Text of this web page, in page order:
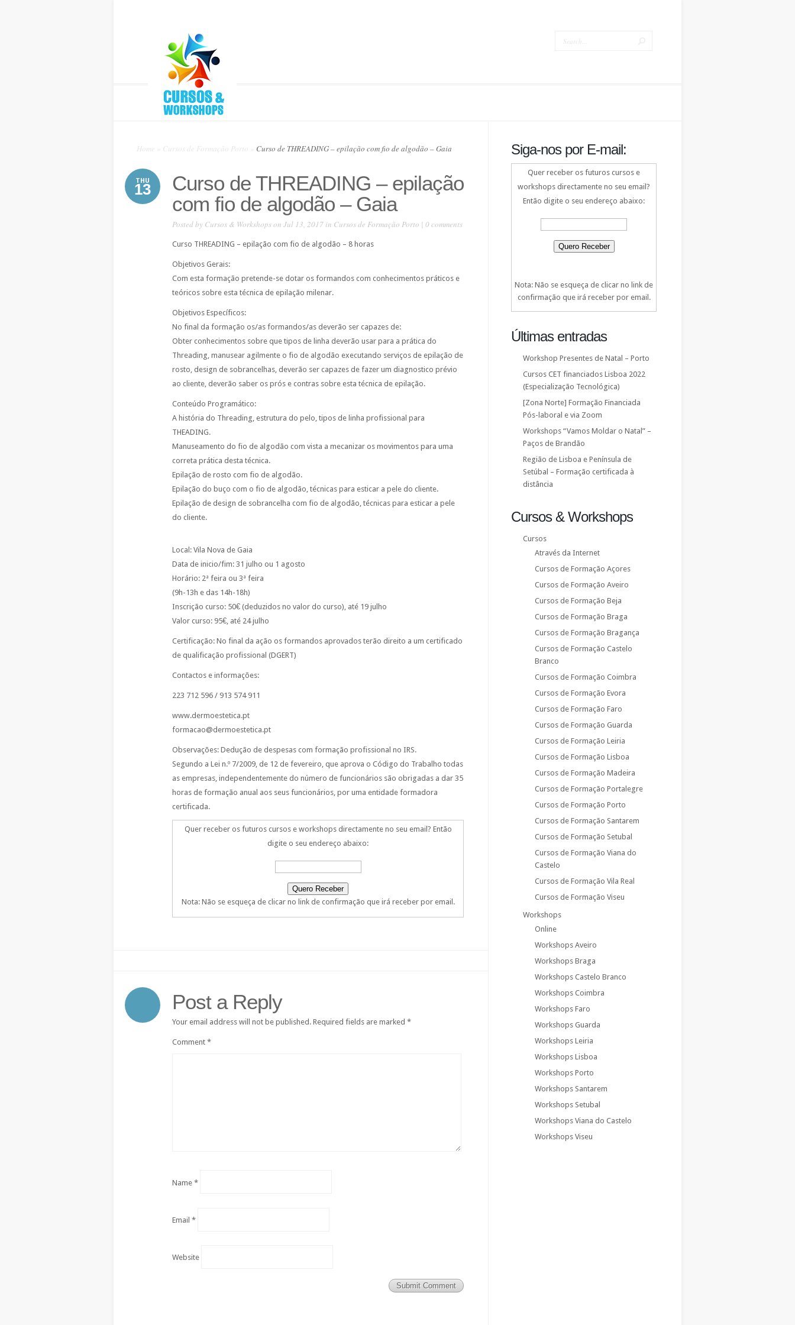
Home Cursos de Formação Porto Curso de THREADING – epilação com fio de algodão – Gaia
THU
13
Curso de THREADING – epilação
com fio de algodão – Gaia
Posted by Cursos & Workshopson Jul 13, 2017 in Cursos de Formação Porto | 0 comments
Curso THREADING – epilação com fio de algodão – 8 horas
Objetivos Gerais:
Com esta formação pretende-se dotar os formandos com conhecimentos práticos e
teóricos sobre esta técnica de epilação milenar.
Objetivos Específicos:
No final da formação os/as formandos/as deverão ser capazes de:
Obter conhecimentos sobre que tipos de linha deverão usar para a prática do
Threading, manusear agilmente o fio de algodão executando serviços de epilação de
rosto, design de sobrancelhas, deverão ser capazes de fazer um diagnostico prévio
ao cliente, deverão saber os prós e contras sobre esta técnica de epilação.
Conteúdo Programático:
A história do Threading, estrutura do pelo, tipos de linha profissional para
THEADING.
Manuseamento do fio de algodão com vista a mecanizar os movimentos para uma
correta prática desta técnica.
Epilação de rosto com fio de algodão.
Epilação do buço com o fio de algodão, técnicas para esticar a pele do cliente.
Epilação de design de sobrancelha com fio de algodão, técnicas para esticar a pele
do cliente.
Local: Vila Nova de Gaia
Data de inicio/fim: 31 julho ou 1 agosto
Horário: 2ª feira ou 3ª feira
(9h-13h e das 14h-18h)
Inscrição curso: 50€ (deduzidos no valor do curso), até 19 julho
Valor curso: 95€, até 24 julho
Certificação: No final da ação os formandos aprovados terão direito a um certificado
de qualificação profissional (DGERT)
Contactos e informações:
223 712 596 / 913 574 911
www.dermoestetica.pt
formacao@dermoestetica.pt
Observações: Dedução de despesas com formação profissional no IRS.
Segundo a Lei n.º 7/2009, de 12 de fevereiro, que aprova o Código do Trabalho todas
as empresas, independentemente do número de funcionários são obrigadas a dar 35
horas de formação anual aos seus funcionários, por uma entidade formadora
certificada.
Quer receber os futuros cursos e workshops directamente no seu email? Então
digite o seu endereço abaixo:
Nota: Não se esqueça de clicar no link de confirmação que irá receber por email.
Post a Reply
Your email address will not be published. Required fields are marked *
Comment *
Name *
Email *
Website
Siga-nos por E-mail:
Quer receber os futuros cursos e
workshops directamente no seu email?
Então digite o seu endereço abaixo:
Nota: Não se esqueça de clicar no link de
confirmação que irá receber por email.
Últimas entradas
Workshop Presentes de Natal – Porto
Cursos CET financiados Lisboa 2022
(Especialização Tecnológica)
[Zona Norte] Formação Financiada
Pós-laboral e via Zoom
Workshops “Vamos Moldar o Natal” –
Paços de Brandão
Região de Lisboa e Península de
Setúbal – Formação certificada à
distância
Cursos & Workshops
Cursos
Através da Internet
Cursos de Formação Açores
Cursos de Formação Aveiro
Cursos de Formação Beja
Cursos de Formação Braga
Cursos de Formação Bragança
Cursos de Formação Castelo
Branco
Cursos de Formação Coimbra
Cursos de Formação Evora
Cursos de Formação Faro
Cursos de Formação Guarda
Cursos de Formação Leiria
Cursos de Formação Lisboa
Cursos de Formação Madeira
Cursos de Formação Portalegre
Cursos de Formação Porto
Cursos de Formação Santarem
Cursos de Formação Setubal
Cursos de Formação Viana do
Castelo
Cursos de Formação Vila Real
Cursos de Formação Viseu
Workshops
Online
Workshops Aveiro
Workshops Braga
Workshops Castelo Branco
Workshops Coimbra
Workshops Faro
Workshops Guarda
Workshops Leiria
Workshops Lisboa
Workshops Porto
Workshops Santarem
Workshops Setubal
Workshops Viana do Castelo
Workshops Viseu